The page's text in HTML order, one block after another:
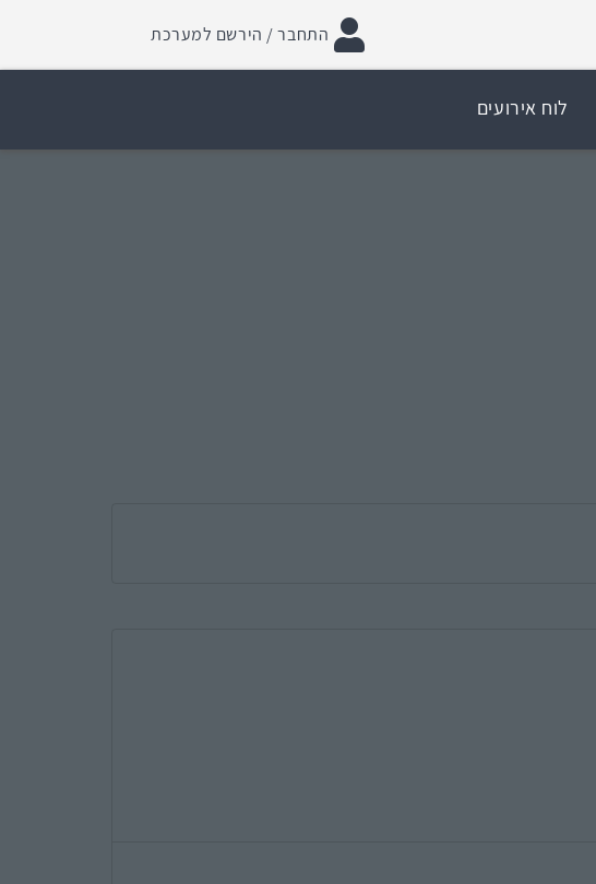
התחבר / הירשם למערכת
לוח אירועים